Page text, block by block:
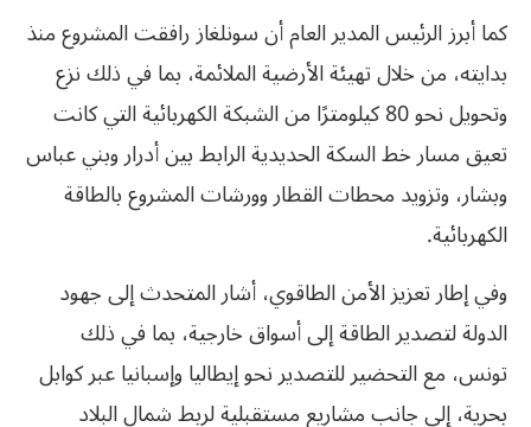
كما أبرز الرئيس المدير العام أن سونلغاز رافقت المشروع منذ
بدايته، من خلال تهيئة الأرضية الملائمة، بما في ذلك نزع
وتحويل نحو 80 كيلومترًا من الشبكة الكهربائية التي كانت
تعيق مسار خط السكة الحديدية الرابط بين أدرار وبني عباس
وبشار، وتزويد محطات القطار وورشات المشروع بالطاقة
الكهربائية.
وفي إطار تعزيز الأمن الطاقوي، أشار المتحدث إلى جهود
الدولة لتصدير الطاقة إلى أسواق خارجية، بما في ذلك
تونس، مع التحضير للتصدير نحو إيطاليا وإسبانيا عبر كوابل
بحرية، إلى جانب مشاريع مستقبلية لربط شمال البلاد